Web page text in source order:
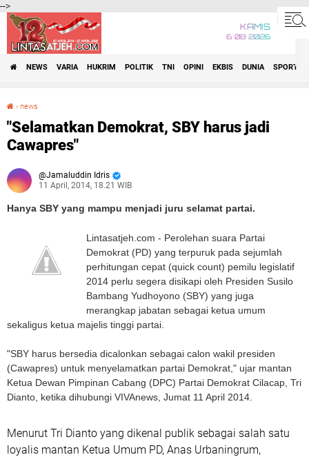
-->
KAMIS
6•08•2026
NEWS VARIA HUKRIM POLITIK TNI OPINI EKBIS DUNIA SPORT
› news
"Selamatkan Demokrat, SBY harus jadi
Cawapres"
Jamaluddin Idris
11 April, 2014, 18.21 WIB
Hanya SBY yang mampu menjadi juru selamat partai.
Lintasatjeh.com - Perolehan suara Partai
Demokrat (PD) yang terpuruk pada sejumlah
perhitungan cepat (quick count) pemilu legislatif
2014 perlu segera disikapi oleh Presiden Susilo
Bambang Yudhoyono (SBY) yang juga
merangkap jabatan sebagai ketua umum
sekaligus ketua majelis tinggi partai.
"SBY harus bersedia dicalonkan sebagai calon wakil presiden
(Cawapres) untuk menyelamatkan partai Demokrat," ujar mantan
Ketua Dewan Pimpinan Cabang (DPC) Partai Demokrat Cilacap, Tri
Dianto, ketika dihubungi VIVAnews, Jumat 11 April 2014.
Menurut Tri Dianto yang dikenal publik sebagai salah satu
loyalis mantan Ketua Umum PD, Anas Urbaningrum,